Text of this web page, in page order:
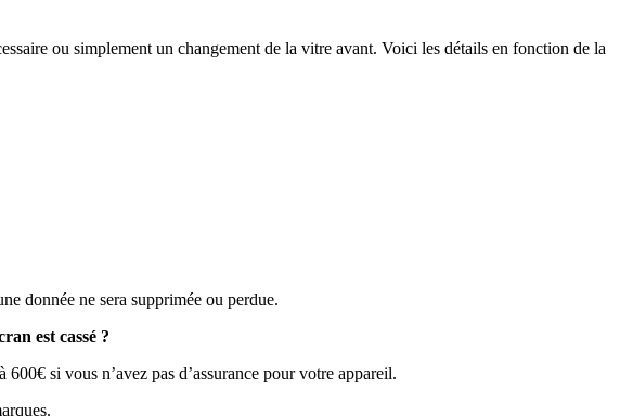
ou simplement un changement de la vitre avant. Voici les détails en fonction de la
donnée ne sera supprimée ou perdue.
est cassé ?
si vous n’avez pas d’assurance pour votre appareil.